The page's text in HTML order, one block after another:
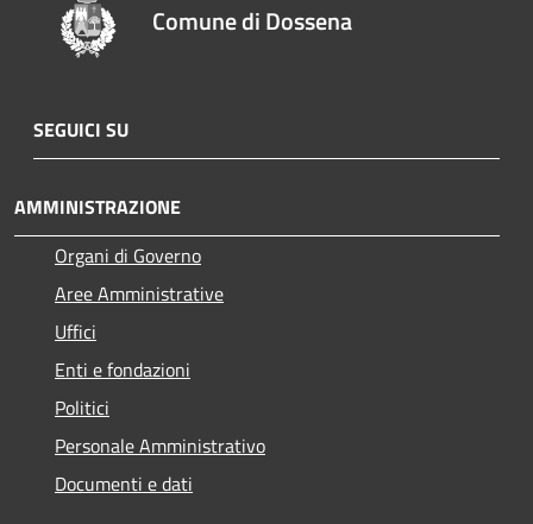
Comune di Dossena
SEGUICI SU
AMMINISTRAZIONE
Organi di Governo
Aree Amministrative
Uffici
Enti e fondazioni
Politici
Personale Amministrativo
Documenti e dati